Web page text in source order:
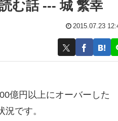
む話 --- 城 繁幸
2015.07.23
億円以上にオーバーした
です。